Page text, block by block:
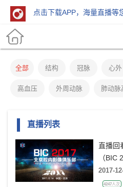
点击下载APP，海量直播等
全部 结构 冠脉 心外
高血压 外周动脉 肺动脉
直播列表
直播回
（BIC
2017-
4247人次